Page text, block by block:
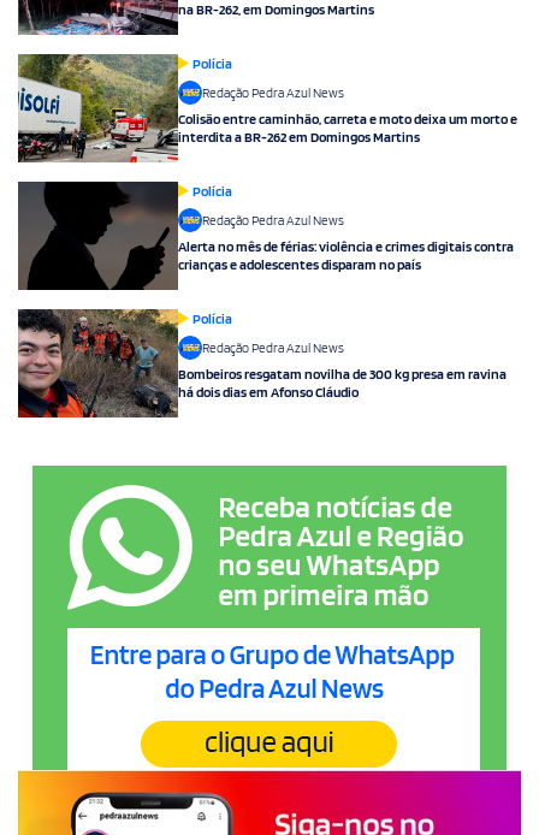
na BR-262, em Domingos Martins
Polícia
Redação Pedra Azul News
Colisão entre caminhão, carreta e moto deixa um morto e
interdita a BR-262 em Domingos Martins
Polícia
Redação Pedra Azul News
Alerta no mês de férias: violência e crimes digitais contra
crianças e adolescentes disparam no país
Polícia
Redação Pedra Azul News
Bombeiros resgatam novilha de 300 kg presa em ravina
há dois dias em Afonso Cláudio